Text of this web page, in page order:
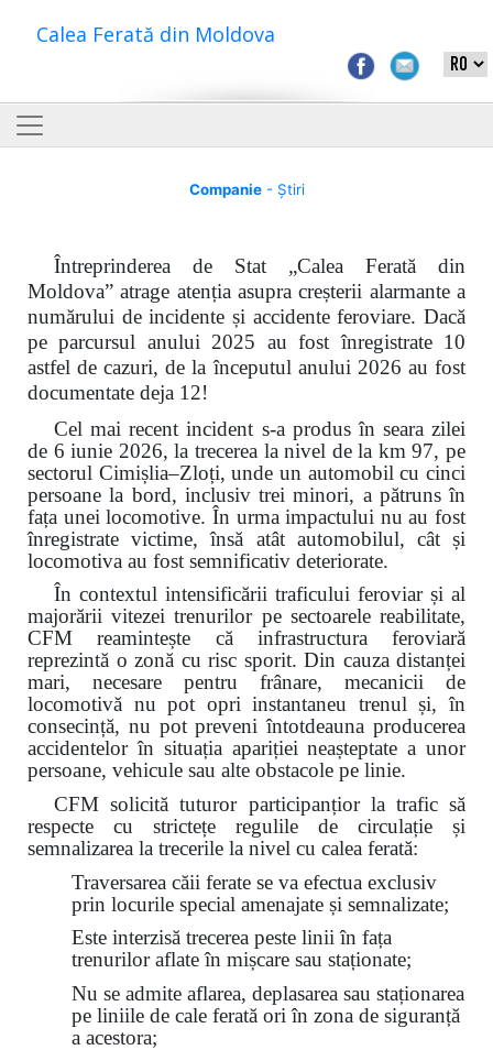
Calea Ferată din Moldova
Companie- Știri
Întreprinderea de Stat „Calea Ferată din
Moldova” atrage atenția asupra creșterii alarmante a
numărului de incidente și accidente feroviare. Dacă
pe parcursul anului 2025 au fost înregistrate 10
astfel de cazuri, de la începutul anului 2026 au fost
documentate deja 12!
Cel mai recent incident s-a produs în seara zilei
de 6 iunie 2026, la trecerea la nivel de la km 97, pe
sectorul Cimișlia–Zloți, unde un automobil cu cinci
persoane la bord, inclusiv trei minori, a pătruns în
fața unei locomotive. În urma impactului nu au fost
înregistrate victime, însă atât automobilul, cât și
locomotiva au fost semnificativ deteriorate.
În contextul intensificării traficului feroviar și al
majorării vitezei trenurilor pe sectoarele reabilitate,
CFM reamintește că infrastructura feroviară
reprezintă o zonă cu risc sporit. Din cauza distanței
mari, necesare pentru frânare, mecanicii de
locomotivă nu pot opri instantaneu trenul și, în
consecință, nu pot preveni întotdeauna producerea
accidentelor în situația apariției neașteptate a unor
persoane, vehicule sau alte obstacole pe linie.
CFM solicită tuturor participanțior la trafic să
respecte cu strictețe regulile de circulație și
semnalizarea la trecerile la nivel cu calea ferată:
Traversarea căii ferate se va efectua exclusiv
prin locurile special amenajate și semnalizate;
Este interzisă trecerea peste linii în fața
trenurilor aflate în mișcare sau staționate;
Nu se admite aflarea, deplasarea sau staționarea
pe liniile de cale ferată ori în zona de siguranță
a acestora;